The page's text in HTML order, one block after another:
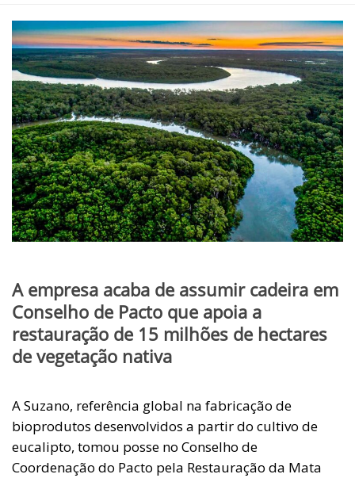
A empresa acaba de assumir cadeira em
Conselho de Pacto que apoia a
restauração de 15 milhões de hectares
de vegetação nativa
A Suzano, referência global na fabricação de
bioprodutos desenvolvidos a partir do cultivo de
eucalipto, tomou posse no Conselho de
Coordenação do Pacto pela Restauração da Mata